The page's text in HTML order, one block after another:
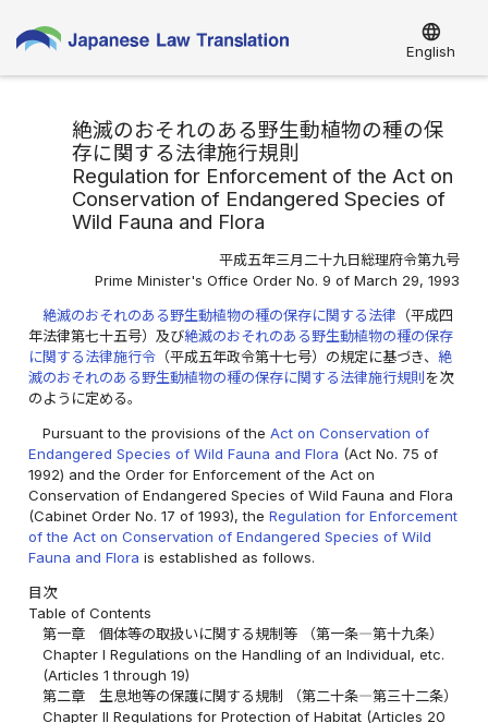
language
English
絶滅のおそれのある野生動植物の種の保
存に関する法律施行規則
Regulation for Enforcement of the Act on
Conservation of Endangered Species of
Wild Fauna and Flora
平成五年三月二十九日総理府令第九号
Prime Minister's Office Order No. 9 of March 29, 1993
絶滅のおそれのある野生動植物の種の保存に関する法律 （平成四
年法律第七十五号）及び絶滅のおそれのある野生動植物の種の保存
に関する法律施行令 （平成五年政令第十七号）の規定に基づき、 絶
滅のおそれのある野生動植物の種の保存に関する法律施行規則を次
のように定める。
Pursuant to the provisions of theAct on Conservation of
Endangered Species of Wild Fauna and Flora (Act No. 75 of
1992) and the Order for Enforcement of the Act on
Conservation of Endangered Species of Wild Fauna and Flora
(Cabinet Order No. 17 of 1993), theRegulation for Enforcement
of the Act on Conservation of Endangered Species of Wild
Fauna and Flora is established as follows.
目次
Table of Contents
第一章 個体等の取扱いに関する規制等 （第一条―第十九条）
Chapter I Regulations on the Handling of an Individual, etc.
(Articles 1 through 19)
第二章 生息地等の保護に関する規制 （第二十条―第三十二条）
Chapter II Regulations for Protection of Habitat (Articles 20